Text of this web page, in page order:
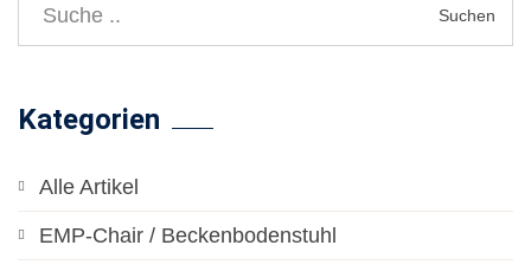
Suchen
Kategorien
Alle Artikel
EMP-Chair / Beckenbodenstuhl